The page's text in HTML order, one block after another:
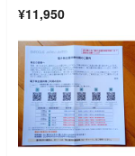
¥11,950